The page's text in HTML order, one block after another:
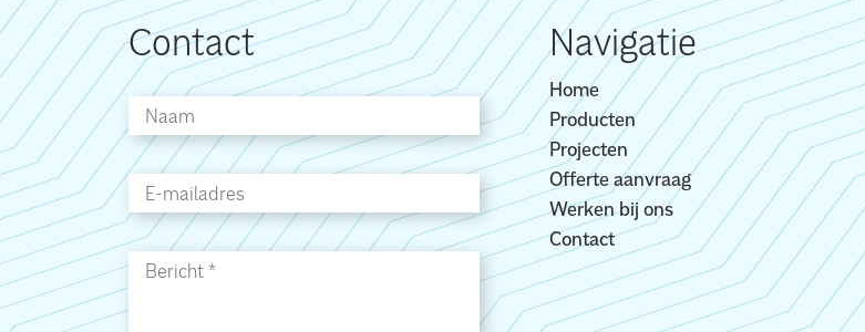
Contact Navigatie
Home
Producten
Projecten
Offerte aanvraag
Werken bij ons
Contact